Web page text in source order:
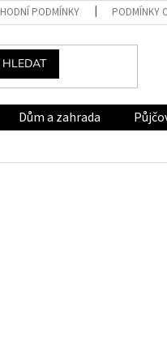
PODMÍNKY PODMÍNKY
HLEDAT
Dům a zahrada